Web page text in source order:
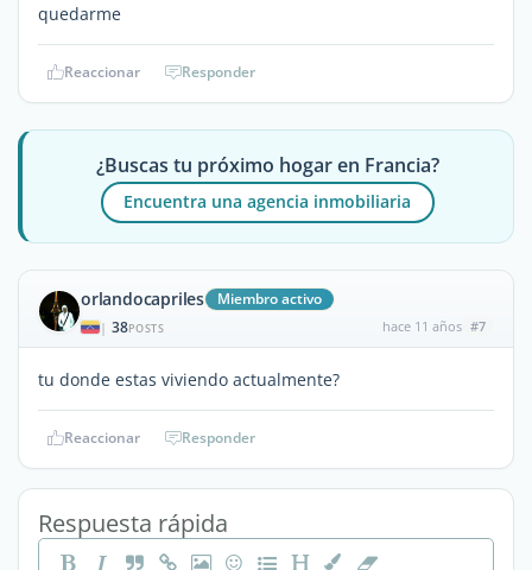
quedarme
Reaccionar Responder
¿Buscas tu próximo hogar en Francia?
Encuentra una agencia inmobiliaria
orlandocapriles Miembro activo
| 38POSTS hace 11 años #7
tu donde estas viviendo actualmente?
Reaccionar Responder
Respuesta rápida